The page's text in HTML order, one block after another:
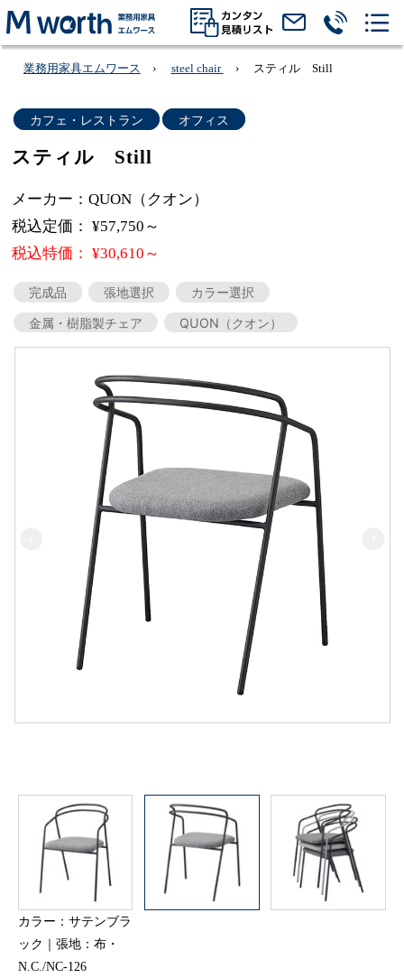
業務用家具エムワース steel chair スティル Still
カフェ・レストラン オフィス
スティル Still
メーカー：QUON（クオン）
税込定価： ¥57,750～
税込特価： ¥30,610～
完成品 張地選択
カラー選択
金属・樹脂製チェア
QUON（クオン）
カラー：サテンブラ
ック｜張地：布・
N.C./NC-126